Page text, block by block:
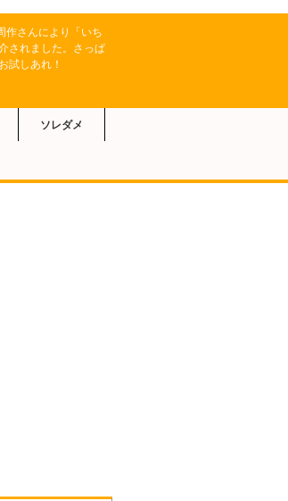
作さんにより「いち
されました。さっぱ
試しあれ！
ソレダメ